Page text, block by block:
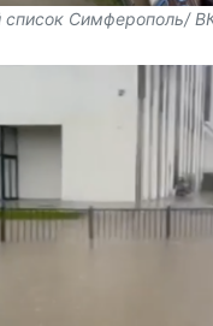
Симферополь/